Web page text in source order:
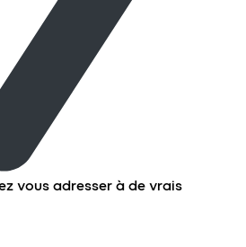
vous adresser à de vrais